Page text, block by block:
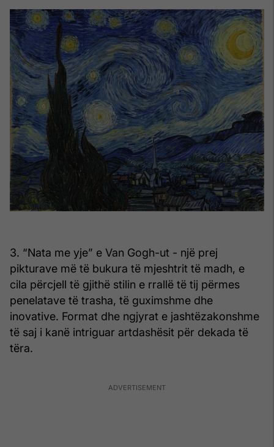
3. “Nata me yje” e Van Gogh-ut - një prej
pikturave më të bukura të mjeshtrit të madh, e
cila përcjell të gjithë stilin e rrallë të tij përmes
penelatave të trasha, të guximshme dhe
inovative. Format dhe ngjyrat e jashtëzakonshme
të saj i kanë intriguar artdashësit për dekada të
tëra.